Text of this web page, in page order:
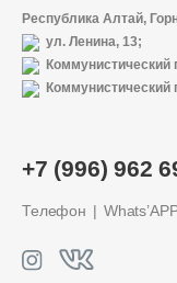
+7 (996) 962
Телефон
Республика Алтай,
ул. Ленина, 13;
Коммунистический
Коммунистический